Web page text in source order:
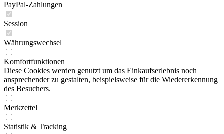
PayPal-Zahlungen
Session
Währungswechsel
Komfortfunktionen
Diese Cookies werden genutzt um das Einkaufserlebnis noch
ansprechender zu gestalten, beispielsweise für die Wiedererkennung
des Besuchers.
Merkzettel
Statistik & Tracking